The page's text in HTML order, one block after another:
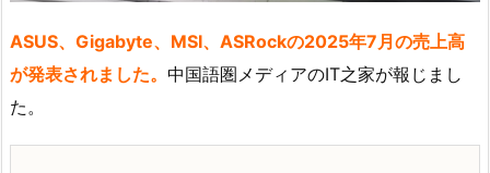
ASUS、Gigabyte、MSI、ASRockの2025年7月の売上高
が発表されました。 中国語圏メディアのIT之家が報じまし
た。